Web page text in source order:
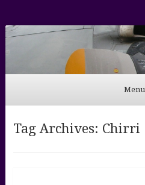
Menu
Tag Archives: Chirri